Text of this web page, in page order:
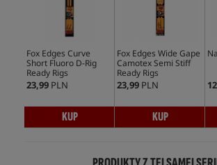
Fox Edges Curve
Short Fluoro D-Rig
Ready Rigs
23,99 PLN
KUP
Fox Edges Wide Gape
Camotex Semi Stiff
Ready Rigs
23,99 PLN
KUP